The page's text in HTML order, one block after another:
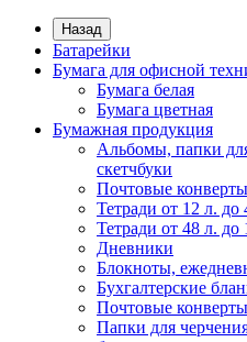
Назад
Батарейки
Бумага для офисной
Бумага белая
Бумага цветная
Бумажная продукция
Альбомы, папки
скетчбуки
Почтовые
Тетради от 12 л. до
Тетради от 48 л. до
Дневники
Блокноты,
Бухгалтерские
Почтовые
Папки для